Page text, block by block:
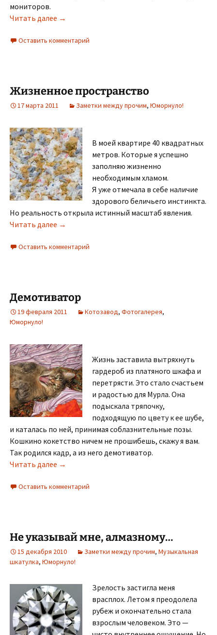
мониторов.
Читать далее Месть техники
→
Оставить комментарий
Жизненное пространство
17 марта 2011 Заметки между прочим, Юморнуло!
В моей квартире 40 квадратных
метров. Которые я успешно
заполняю жизненно
необходимым хламом.
Я уже отмечала в себе наличие
здорового беличьего инстинкта.
Но реальность открыла истинный масштаб явления.
Читать далее Жизненное пространство
→
Оставить комментарий
Демотиватор
19 февраля 2011 Котозавод, Фотогалерея,
Юморнуло!
Жизнь заставила вытряхнуть
гардероб из платяного шкафа и
перетрясти. Это стало счастьем
и радостью для Мурла. Она
подыскала тряпочку,
подходящую по цвету к ее шубе,
и каталась по ней, принимая соблазнительные позы.
Кошкино кокетство ничем не прошибешь, скажу я вам.
Так родился кадр, а из него демотиватор.
Читать далее Демотиватор
→
Оставить комментарий
Не указывай мне, алмазному…
15 декабря 2010 Заметки между прочим, Музыкальная
шкатулка, Юморнуло!
Зрелость застигла меня
врасплох. Летом я преодолела
рубеж и окончательно стала
взрослым человеком. Это —